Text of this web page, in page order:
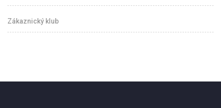
Zákaznický klub